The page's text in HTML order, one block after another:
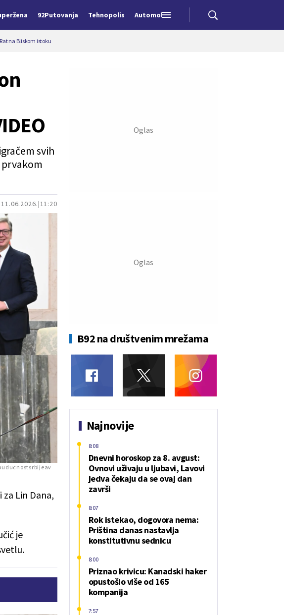
92Putovanja Tehnopolis Automobili
Rat na Bliskom istoku
11.06.2026. 11:20
svih
Lin Dana,
je
B92 na društvenim mrežama
Najnovije
Dnevni horoskop za 8. avgust:
Ovnovi uživaju u ljubavi, Lavovi
jedva čekaju da se ovaj dan
završi
8:08
Rok istekao, dogovora nema:
Priština danas nastavlja
konstitutivnu sednicu
8:07
Priznao krivicu: Kanadski haker
opustošio više od 165
kompanija
8:00
7:57